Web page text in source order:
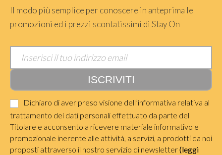
Il modo più semplice per conoscere in anteprima le
promozioni ed i prezzi scontatissimi di Stay On
Dichiaro di aver preso visione dell’informativa relativa al
trattamento dei dati personali effettuato da parte del
Titolare e acconsento a ricevere materiale informativo e
promozionale inerente alle attività, a servizi, a prodotti da noi
proposti attraverso il nostro servizio di newsletter(leggi